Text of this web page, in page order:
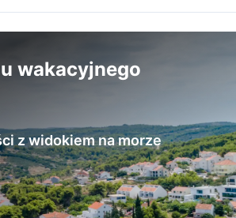
wakacyjnego
z widokiem na morze